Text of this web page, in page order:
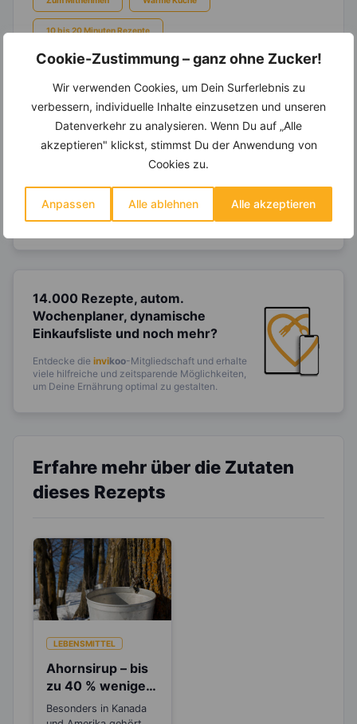
Cookie-Zustimmung – ganz ohne Zucker!
Wir verwenden Cookies, um Dein Surferlebnis zu
verbessern, individuelle Inhalte einzusetzen und unseren
Datenverkehr zu analysieren. Wenn Du auf „Alle
akzeptieren" klickst, stimmst Du der Anwendung von
Cookies zu.
Anpassen Alle ablehnen Alle akzeptieren
10 bis 20 Minuten Rezepte
Ein Ernährungsplan auf Dich
abgestimmt nur mit Deinen
eigenen Rezepten?
Erstelle Dir Deinen eigenen, individuellen
Ernährungsplan nur mit Deinen
Lieblingsrezepten auf Basis des gesamten
Know-Hows voninvikoo.
14.000 Rezepte, autom.
Wochenplaner, dynamische
Einkaufsliste und noch mehr?
Entdecke die invikoo-Mitgliedschaft und erhalte
viele hilfreiche und zeitsparende Möglichkeiten,
um Deine Ernährung optimal zu gestalten.
Erfahre mehr über die Zutaten
dieses Rezepts
LEBENSMITTEL
Ahornsirup – bis
zu 40 % weniger
Kalorien als
Zucker
Besonders in Kanada